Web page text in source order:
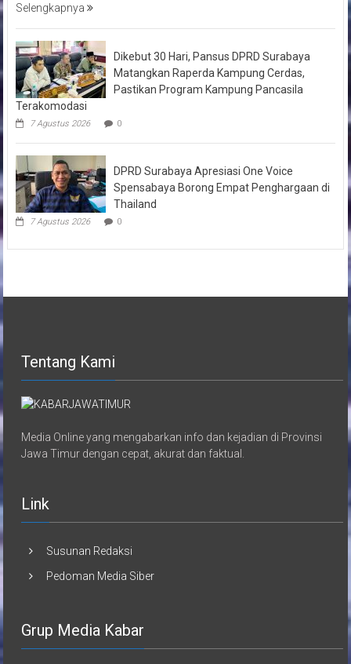
Selengkapnya
Dikebut 30 Hari, Pansus DPRD Surabaya
Matangkan Raperda Kampung Cerdas,
Pastikan Program Kampung Pancasila
Terakomodasi
7 Agustus 2026 0
DPRD Surabaya Apresiasi One Voice
Spensabaya Borong Empat Penghargaan di
Thailand
7 Agustus 2026 0
Tentang Kami
Media Online yang mengabarkan info dan kejadian di Provinsi
Jawa Timur dengan cepat, akurat dan faktual.
Link
Susunan Redaksi
Pedoman Media Siber
Grup Media Kabar